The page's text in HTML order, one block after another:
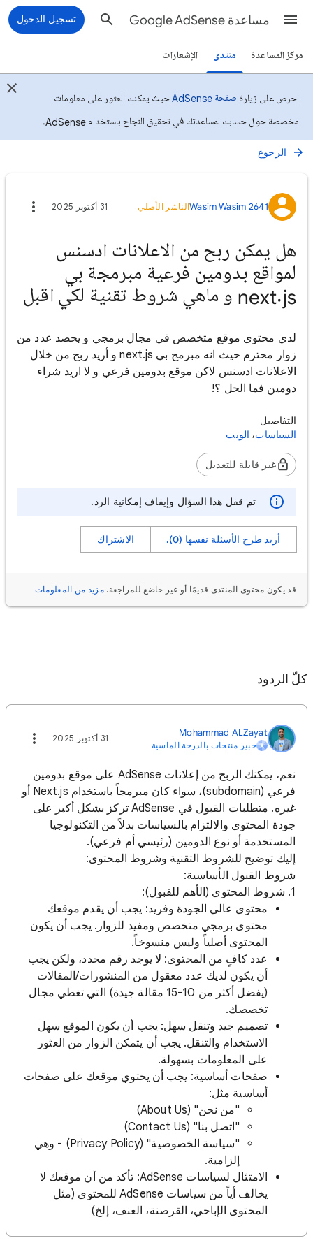
مساعدة Google AdSense تسجيل الدخول
مركز المساعدة منتدى الإشعارات
احرص على زيارة صفحة AdSense
حيث يمكنك العثور على معلومات
مخصصة حول حسابك لمساعدتك في تحقيق النجاح باستخدام AdSense.
الرجوع
Wasim Wasim 2641الناشر الأصلي 31 أكتوبر 2025
هل يمكن ربح من الاعلانات ادسنس
لمواقع بدومين فرعية مبرمجة بي
next.js و ماهي شروط تقنية لكي اقبل
لدي محتوى موقع متخصص في مجال برمجي و يحصد عدد من
زوار محترم حيث انه مبرمج بي next.js و أريد ربح من خلال
الاعلانات ادسنس لاكن موقع بدومين فرعي و لا اريد شراء
دومين فما الحل ؟!
التفاصيل
السياسات, الويب
غير قابلة للتعديل
تم قفل هذا السؤال وإيقاف إمكانية الرد.
أريد طرح الأسئلة نفسها (0). الاشتراك
قد يكون محتوى المنتدى قديمًا أو غير خاضع للمراجعة. مزيد من المعلومات
كلّ الردود
Mohammad ALZayat
خبير منتجات بالدرجة الماسية
31 أكتوبر 2025
نعم، يمكنك الربح من إعلانات AdSense على موقع بدومين
فرعي (subdomain)، سواء كان مبرمجاً باستخدام Next.js أو
غيره. متطلبات القبول في AdSense تركز بشكل أكبر على
جودة المحتوى والالتزام بالسياسات بدلاً من التكنولوجيا
المستخدمة أو نوع الدومين (رئيسي أم فرعي).
إليك توضيح للشروط التقنية وشروط المحتوى:
شروط القبول الأساسية:
1. شروط المحتوى (الأهم للقبول):
محتوى عالي الجودة وفريد: يجب أن يقدم موقعك
محتوى برمجي متخصص ومفيد للزوار. يجب أن يكون
المحتوى أصلياً وليس منسوخاً.
عدد كافٍ من المحتوى: لا يوجد رقم محدد، ولكن يجب
أن يكون لديك عدد معقول من المنشورات/المقالات
(يفضل أكثر من 10-15 مقالة جيدة) التي تغطي مجال
تخصصك.
تصميم جيد وتنقل سهل: يجب أن يكون الموقع سهل
الاستخدام والتنقل. يجب أن يتمكن الزوار من العثور
على المعلومات بسهولة.
صفحات أساسية: يجب أن يحتوي موقعك على صفحات
أساسية مثل:
"من نحن" (About Us)
"اتصل بنا" (Contact Us)
"سياسة الخصوصية" (Privacy Policy) - وهي
إلزامية.
الامتثال لسياسات AdSense: تأكد من أن موقعك لا
يخالف أياً من سياسات AdSense للمحتوى (مثل
المحتوى الإباحي، القرصنة، العنف، إلخ)